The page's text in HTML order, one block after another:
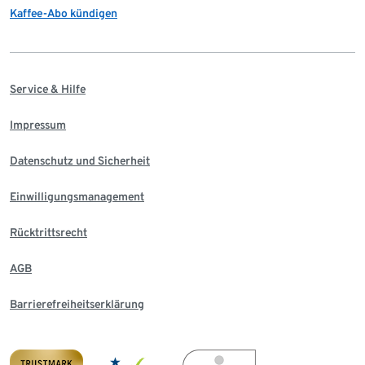
Kaffee-Abo kündigen
Service & Hilfe
Impressum
Datenschutz und Sicherheit
Einwilligungsmanagement
Rücktrittsrecht
AGB
Barrierefreiheitserklärung